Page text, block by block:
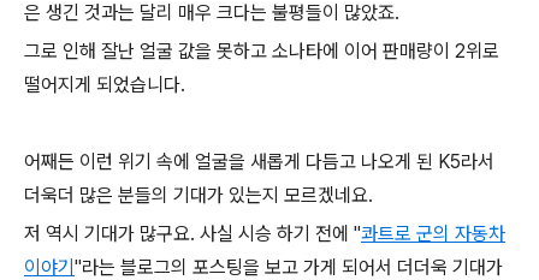
은 생긴 것과는 달리 매우 크다는 불평들이 많았죠.
그로 인해 잘난 얼굴 값을 못하고 소나타에 이어 판매량이 2위로
떨어지게 되었습니다.
어째든 이런 위기 속에 얼굴을 새롭게 다듬고 나오게 된 K5라서
더욱더 많은 분들의 기대가 있는지 모르겠네요.
저 역시 기대가 많구요. 사실 시승 하기 전에 "콰트로 군의 자동차
이야기"라는 블로그의 포스팅을 보고 가게 되어서 더더욱 기대가